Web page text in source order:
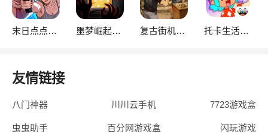
末日点点（辅助菜单） 噩梦崛起：生存 复古街机大亨 托卡生活：世界
友情链接
八门神器 川川云手机 7723游戏盒
虫虫助手 百分网游戏盒 闪玩游戏